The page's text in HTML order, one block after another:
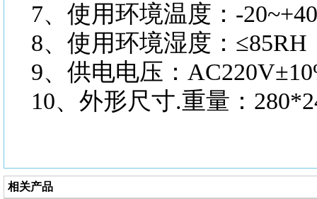
7、使用环境温度：-
8、使用环境湿度：≤85RH
9、供电电压：
10、外形尺寸.重量：
相关产品